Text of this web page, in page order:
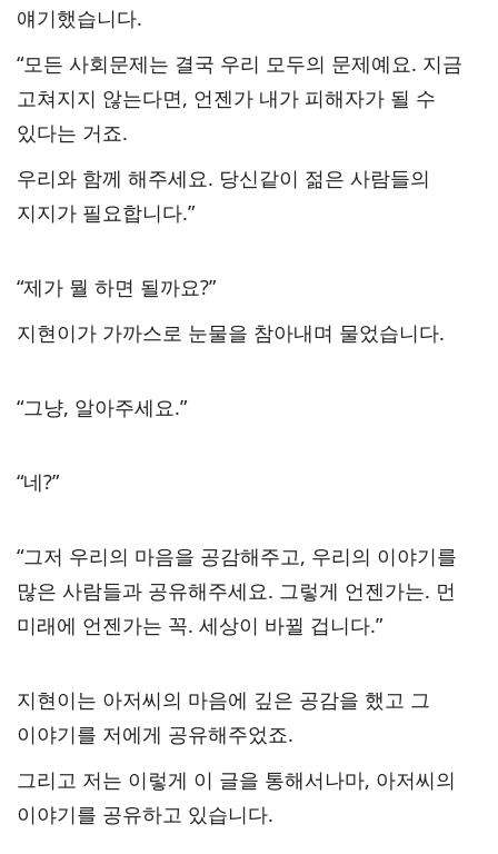
얘기했습니다.
“모든 사회문제는 결국 우리 모두의 문제예요. 지금
고쳐지지 않는다면, 언젠가 내가 피해자가 될 수
있다는 거죠.
우리와 함께 해주세요. 당신같이 젊은 사람들의
지지가 필요합니다.”
“제가 뭘 하면 될까요?”
지현이가 가까스로 눈물을 참아내며 물었습니다.
“그냥, 알아주세요.”
“네?”
“그저 우리의 마음을 공감해주고, 우리의 이야기를
많은 사람들과 공유해주세요. 그렇게 언젠가는. 먼
미래에 언젠가는 꼭. 세상이 바뀔 겁니다.”
지현이는 아저씨의 마음에 깊은 공감을 했고 그
이야기를 저에게 공유해주었죠.
그리고 저는 이렇게 이 글을 통해서나마, 아저씨의
이야기를 공유하고 있습니다.